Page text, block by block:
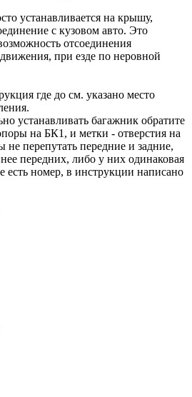
устанавливается на крышу,
с кузовом авто. Это
отсоединения
при езде по неровной
где до см. указано место
устанавливать багажник обратите
на БК1, и метки - отверстия на
не перепутать передние и задние,
передних, либо у них одинаковая
есть номер, в инструкции написано